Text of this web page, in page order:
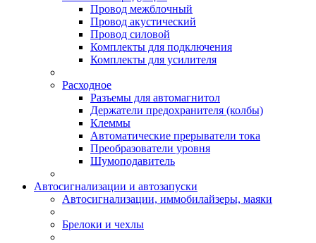
Провод межблочный
Провод акустический
Провод силовой
Комплекты для подключения
Комплекты для усилителя
Расходное
Разъемы для автомагнитол
Держатели предохранителя (колбы)
Клеммы
Автоматические прерыватели тока
Преобразователи уровня
Шумоподавитель
Автосигнализации и автозапуски
Автосигнализации, иммобилайзеры, маяки
Брелоки и чехлы